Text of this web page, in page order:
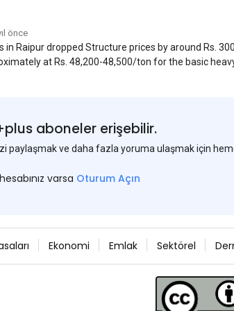
önce
in Raipur dropped Structure prices by around Rs.
at Rs. 48,200-48,500/ton for the basic
aboneler erişebilir.
paylaşmak ve daha fazla yoruma ulaşmak için
varsa Oturum Açın
Ekonomi Emlak Sektörel